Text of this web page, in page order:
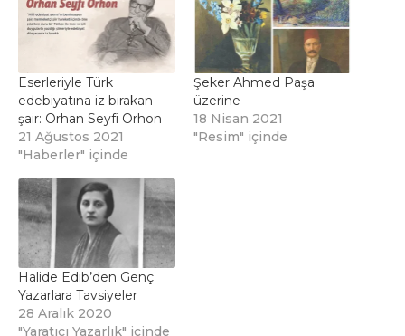
Eserleriyle Türk
edebiyatına iz bırakan
şair: Orhan Seyfi Orhon
21 Ağustos 2021
"Haberler" içinde
Şeker Ahmed Paşa
üzerine
18 Nisan 2021
"Resim" içinde
Halide Edib’den Genç
Yazarlara Tavsiyeler
28 Aralık 2020
"Yaratıcı Yazarlık" içinde